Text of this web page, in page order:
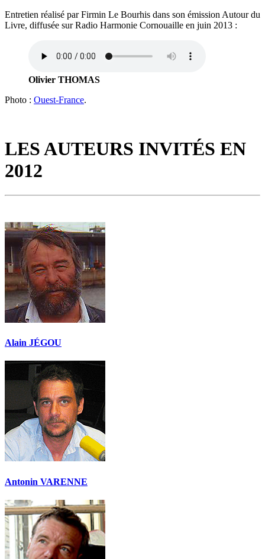
Entretien réalisé par Firmin Le Bourhis dans son émission Autour du
Livre, diffusée sur Radio Harmonie Cornouaille en juin 2013 :
Olivier THOMAS
Photo : Ouest-France.
LES AUTEURS INVITÉS EN
2012
Alain JÉGOU
Antonin VARENNE